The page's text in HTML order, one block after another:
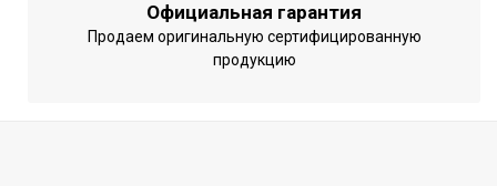
Официальная гарантия
Продаем оригинальную сертифицированную
продукцию